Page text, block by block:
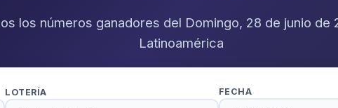
los números ganadores del Domingo, 28 de junio de
Latinoamérica
LOTERÍA FECHA